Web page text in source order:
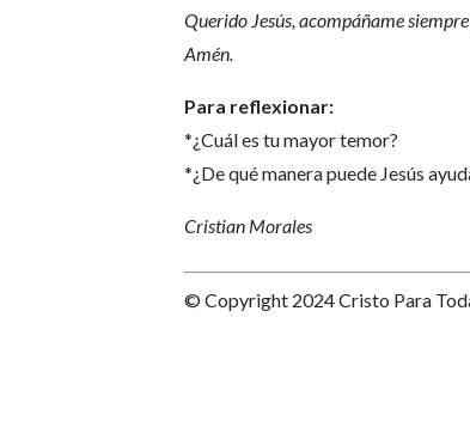
Querido Jesús, acompáñame
Amén.
Para reflexionar:
*¿Cuál es tu mayor temor?
*¿De qué manera puede Jesús
Cristian Morales
© Copyright 2024 Cristo Para